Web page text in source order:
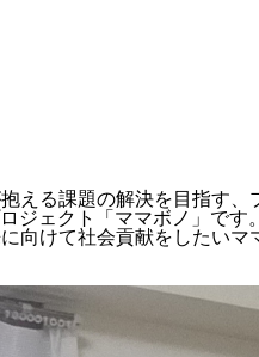
える課題の解決を目指す
ジェクト「ママボノ」です。
向けて社会貢献をしたい